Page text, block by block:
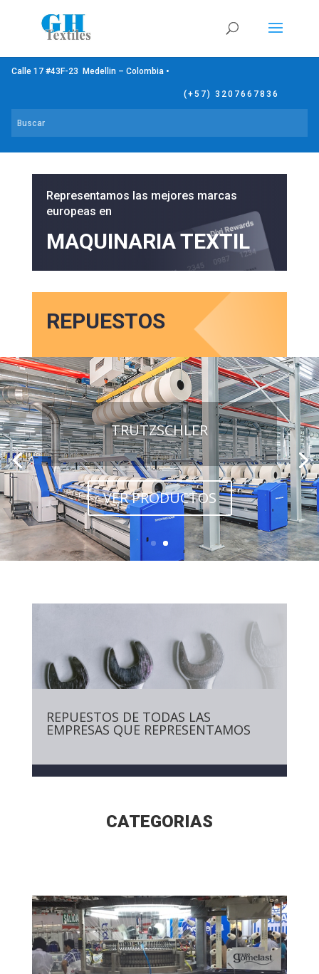
Calle 17 #43F-23 Medellin – Colombia •
(+57) 3207667836
Representamos las mejores marcas
europeas en
MAQUINARIA TEXTIL
REPUESTOS
TRUTZSCHLER
VER PRODUCTOS
REPUESTOS DE TODAS LAS
EMPRESAS QUE REPRESENTAMOS
CATEGORIAS